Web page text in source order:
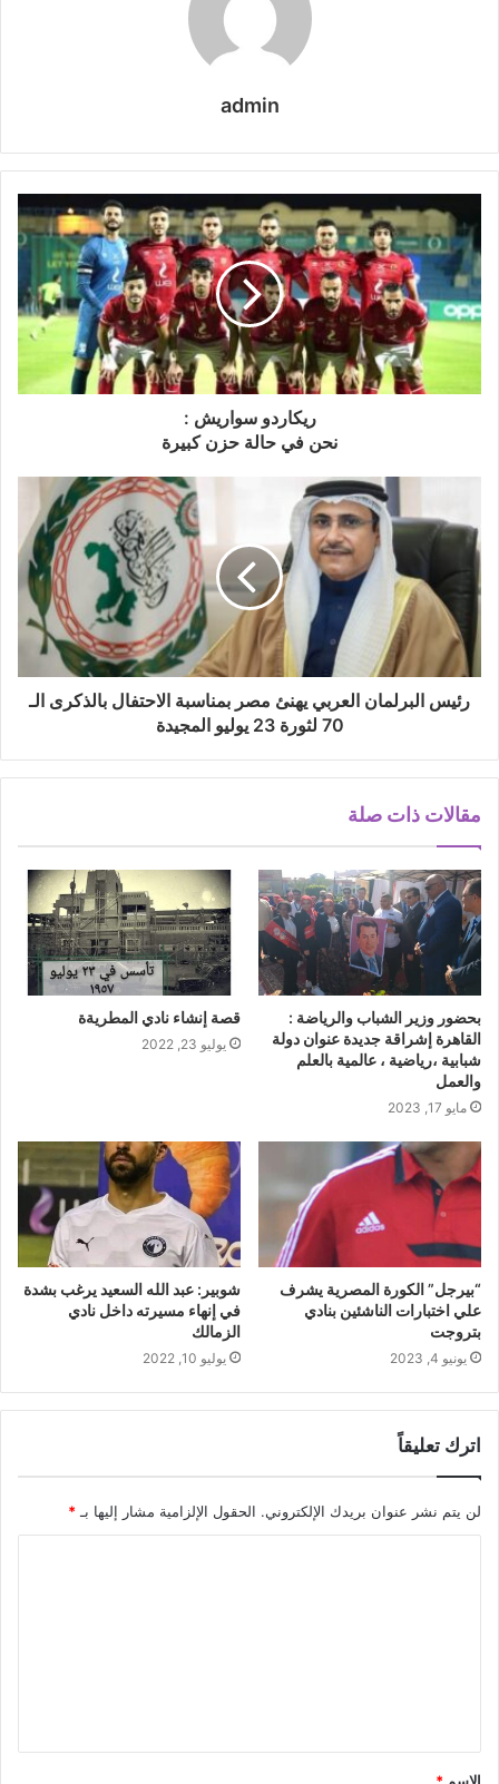
admin
ريكاردو سواريش :
نحن في حالة حزن كبيرة
رئيس البرلمان العربي يهنئ مصر بمناسبة الاحتفال بالذكرى الـ
70 لثورة 23 يوليو المجيدة
مقالات ذات صلة
بحضور وزير الشباب والرياضة :
القاهرة إشراقة جديدة عنوان دولة
شبابية ،رياضية ، عالمية بالعلم
والعمل
مايو 17, 2023
قصة إنشاء نادي المطريةة
يوليو 23, 2022
“بيرجل” الكورة المصرية يشرف
علي اختبارات الناشئين بنادي
بتروجت
يونيو 4, 2023
شوبير: عبد الله السعيد يرغب بشدة
في إنهاء مسيرته داخل نادي
الزمالك
يوليو 10, 2022
اترك تعليقاً
لن يتم نشر عنوان بريدك الإلكتروني. الحقول الإلزامية مشار إليها بـ *
ق
الاسم *